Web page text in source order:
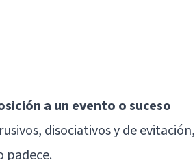
a un evento o suceso
disociativos y de evitación,
padece.